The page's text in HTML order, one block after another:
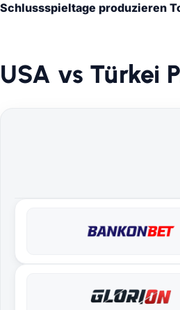
Schlussspieltage produzieren
USA vs Türkei